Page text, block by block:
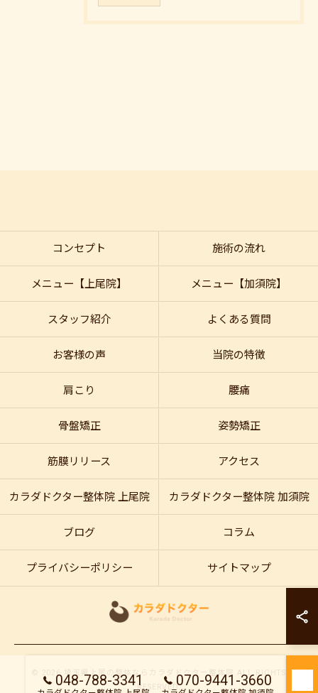
048-788-3341 070-9441-3660
カラダドクター
カラダドクター
コンセプト 施術の流れ
メニュー【上尾院】 メニュー【加須院】
スタッフ紹介 よくある質問
お客様の声 当院の特徴
肩こり 腰痛
骨盤矯正 姿勢矯正
筋膜リリース アクセス
カラダドクター整体院 上尾院 カラダドクター整体院 加須院
ブログ コラム
プライバシーポリシー サイトマップ
© 2026 埼玉県上尾の整体ならカラダドクター整体院 ALL RIGHTS
RESERVED.